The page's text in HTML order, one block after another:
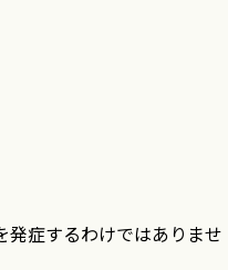
発症するわけではありませ